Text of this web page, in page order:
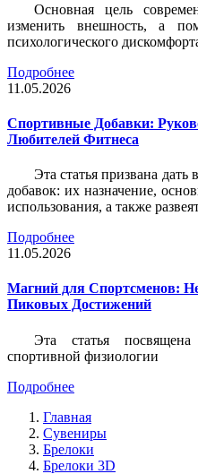
Основная цель
изменить внешность, а
психологического
Подробнее
11.05.2026
Спортивные Добавки:
Любителей Фитнеса
Эта статья призвана
добавок: их назначение,
использования, а также
Подробнее
11.05.2026
Магний для Спортсменов:
Пиковых Достижений
Эта статья
спортивной физиологии
Подробнее
Главная
Сувениры
Брелоки
Брелоки 3D